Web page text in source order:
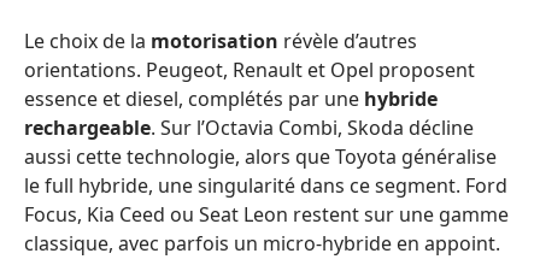
Le choix de la motorisation révèle d’autres
orientations. Peugeot, Renault et Opel proposent
essence et diesel, complétés par une hybride
rechargeable. Sur l’Octavia Combi, Skoda décline
aussi cette technologie, alors que Toyota généralise
le full hybride, une singularité dans ce segment. Ford
Focus, Kia Ceed ou Seat Leon restent sur une gamme
classique, avec parfois un micro-hybride en appoint.